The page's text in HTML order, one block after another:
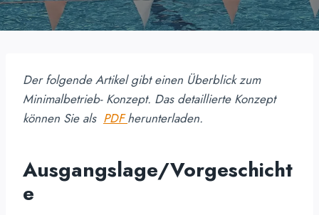
Der folgende Artikel gibt einen Überblick zum
Minimalbetrieb- Konzept. Das detaillierte Konzept
können Sie als PDFherunterladen.
Ausgangslage/Vorgeschicht
e